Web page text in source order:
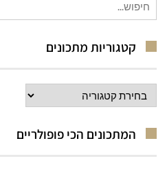
עבור:
קטגוריות מתכונים
קטגוריות
מתכונים
המתכונים הכי פופולריים